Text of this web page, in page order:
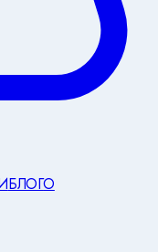
БЛОГО